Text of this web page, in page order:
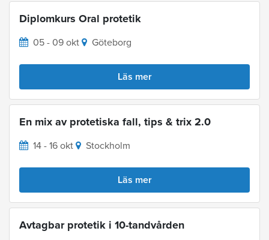
Diplomkurs Oral protetik
05 - 09 okt Göteborg
Läs mer
En mix av protetiska fall, tips & trix 2.0
14 - 16 okt Stockholm
Läs mer
Avtagbar protetik i 10-tandvården